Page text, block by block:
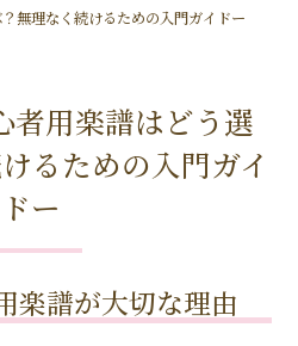
無理なく続けるための入門ガイドー
者用楽譜はどう選
るための入門ガイ
ドー
楽譜が大切な理由